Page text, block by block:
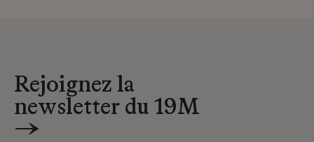
Rejoignez la
newsletter du 19M
→